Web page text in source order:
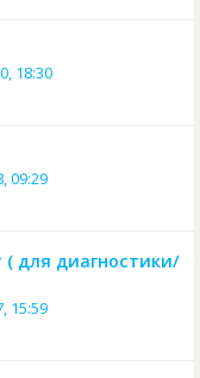
18:30
09:29
( для диагностики/
15:59